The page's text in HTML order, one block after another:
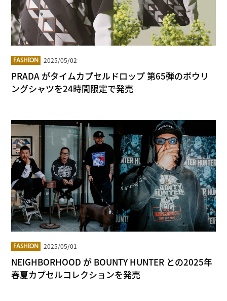
FASHION 2025/05/02
PRADA がタイムカプセルドロップ 第65弾のボウリ
ングシャツを24時間限定で発売
FASHION 2025/05/01
NEIGHBORHOOD が BOUNTY HUNTER との2025年
春夏カプセルコレクションを発売